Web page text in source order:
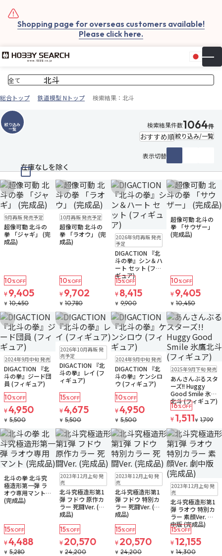
Shopping page for overseas customers available!
Please click here.
日本
お気
総合トップ 鉄道模型 Nトップ 検索結果：北斗
絞り込み
一覧
在庫なしを除く
検索結果件数1064件
絞り込み/一覧
表示切替
お気に入りに追加
予約品残りわずか
9月再販 発売予定
超像可動 北斗の
拳 「ジャギ」 (完
成品)
10%OFF
¥ 9,405
¥ 10,450
お気に入りに追加
予約品残りわずか
10月再販 発売予定
超像可動 北斗の
拳 「ラオウ」 (完
成品)
10%OFF
¥ 9,702
¥ 10,780
お気に入りに追加
予約品残りわずか
2026年9月再販 発売
予定
DIGACTION 『北
斗の拳』シン＆ハ
ート セット (フィ
ギュア)
15%OFF
¥ 8,415
¥ 9,900
お気に入りに
超像可動 北斗の
拳 「サウザー」
(完成品)
10%OFF
¥ 9,405
¥ 10,450
お気に入りに追加
販売中
2024年9月中旬 発売
DIGACTION 『北
斗の拳』ジード団
員 (フィギュア)
10%OFF
¥4,950
¥ 5,500
お気に入りに追加
予約品
2026年10月再販 発
売予定
DIGACTION 『北
斗の拳』レイ (フ
ィギュア)
15%OFF
¥4,675
¥ 5,500
お気に入りに追加
販売中
2024年9月中旬 発売
DIGACTION 『北
斗の拳』ケンシロ
ウ (フィギュア)
10%OFF
¥4,950
¥ 5,500
お気に入りに
販売中
2025年9月下旬 発売
あんさんぶるスタ
ーズ!! Huggy
Good Smile 氷鷹
北斗 (フィギュア)
16%OFF
¥ 1,511¥ 1,799
お気に入りに追加
北斗の拳 北斗究
極造形第一弾 ラ
オウ専用マント
(完成品)
15%OFF
¥4,488
¥ 5,280
お気に入りに追加
販売中
2023年12月上旬 発
売
北斗究極造形第1
弾 フドウ 原作カ
ラー 死闘Ver. (完
成品)
15%OFF
¥ 20,570
¥ 24,200
お気に入りに追加
お取り寄せ
2023年12月上旬 発
売
北斗究極造形第1
弾 フドウ 特別カ
ラー 死闘Ver. (完
成品)
15%OFF
¥ 20,570
¥ 24,200
お気に入りに
お取り寄せ
2023年12月上旬 発
売
北斗究極造形第1
弾 ラオウ 特別カ
ラー 素顔Ver. 劇
中版 (完成品)
15%OFF
¥ 12,155
¥ 14,300